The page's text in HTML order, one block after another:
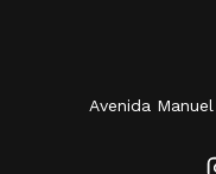
Avenida